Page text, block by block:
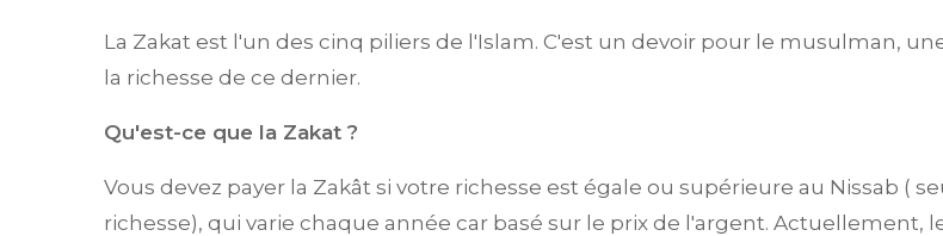
La Zakat est l'un des cinq piliers de l'Islam. C'est un devoir pour le musulman,
la richesse de ce dernier.
Qu'est-ce que la Zakat ?
Vous devez payer la Zakât si votre richesse est égale ou supérieure au Nissab (
richesse), qui varie chaque année car basé sur le prix de l'argent. Actuellement,